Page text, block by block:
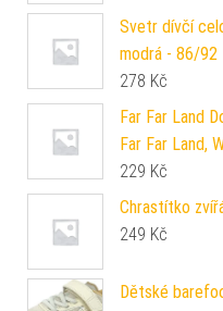
Svetr dívčí
modrá - 86/92
278 Kč
Far Far Land
Far Far Land,
229 Kč
Chrastítko
249 Kč
Dětské